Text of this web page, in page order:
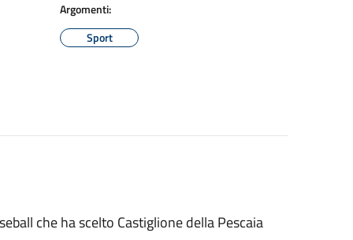
Argomenti:
Sport
che ha scelto Castiglione della Pescaia